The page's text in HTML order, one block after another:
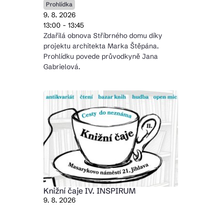
Prohlídka
9. 8. 2026
13:00 - 13:45
Zdařilá obnova Stříbrného domu díky
projektu architekta Marka Štěpána.
Prohlídku povede průvodkyně Jana
Gabrielová.
Knižní čaje IV. INSPIRUM
9. 8. 2026